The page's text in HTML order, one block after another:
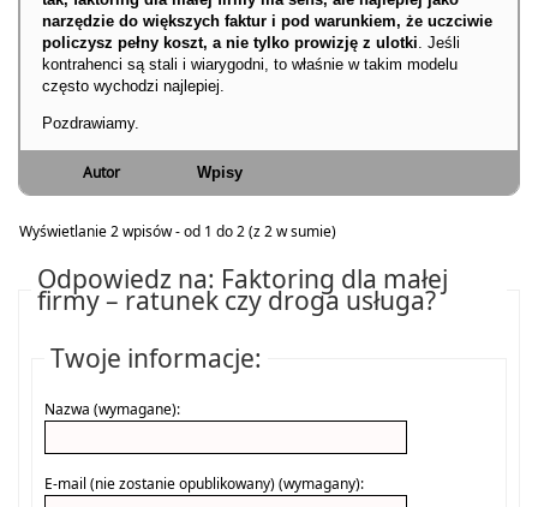
narzędzie do większych faktur i pod warunkiem, że uczciwie
policzysz pełny koszt, a nie tylko prowizję z ulotki. Jeśli
kontrahenci są stali i wiarygodni, to właśnie w takim modelu
często wychodzi najlepiej.
Pozdrawiamy.
Autor Wpisy
Wyświetlanie 2 wpisów - od 1 do 2 (z 2 w sumie)
Odpowiedz na: Faktoring dla małej
firmy – ratunek czy droga usługa?
Twoje informacje:
Nazwa (wymagane):
E-mail (nie zostanie opublikowany) (wymagany):